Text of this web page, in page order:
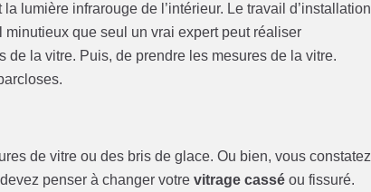
lumière infrarouge de l’intérieur. Le travail d’installation
minutieux que seul un vrai expert peut réaliser
de la vitre. Puis, de prendre les mesures de la vitre.
de vitre ou des bris de glace. Ou bien, vous constatez
penser à changer votrevitrage cassé ou fissuré.